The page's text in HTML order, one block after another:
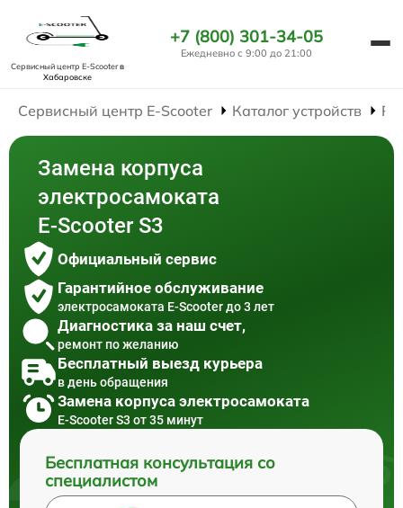
Сервисный центр E-Scooterв
Хабаровске
+7 (800) 301-34-05
Ежедневно с 9:00 до 21:00
Сервисный центр E-Scooter Каталог устройств
Замена корпуса
электросамоката
E-Scooter S3
Официальный сервис
Гарантийное обслуживание
электросамоката E-Scooter до 3 лет
Диагностика за наш счет,
ремонт по желанию
Бесплатный выезд курьера
в день обращения
Замена корпуса электросамоката
E-Scooter S3 от 35 минут
Бесплатная консультация со
специалистом